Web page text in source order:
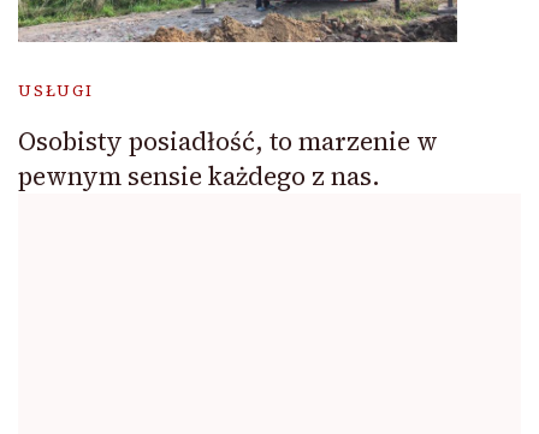
USŁUGI
Osobisty posiadłość, to marzenie w
pewnym sensie każdego z nas.